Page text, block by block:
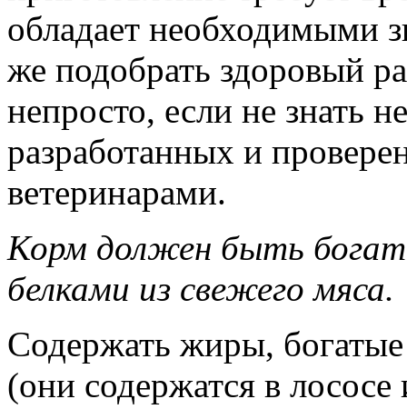
обладает необходимыми
же подобрать здоровый
непросто, если не знать
разработанных и
ветеринарами.
Корм должен быть богат
белками из свежего мяса.
Содержать жиры,
(они содержатся в лососе